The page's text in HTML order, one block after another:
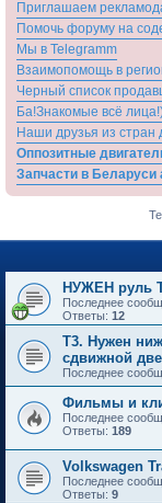
Приглашаем
Помочь форуму на
Мы в Telegramm
Взаимопомощь в
Черный список
Ба!Знакомые всё
Наши друзья из стран
Оппозитные
Запчасти в
НУЖЕН руль
Последнее
Ответы: 12
Т3. Нужен
сдвижной
Последнее
Фильмы и
Последнее
Ответы: 189
Volkswagen
Последнее
Ответы: 9